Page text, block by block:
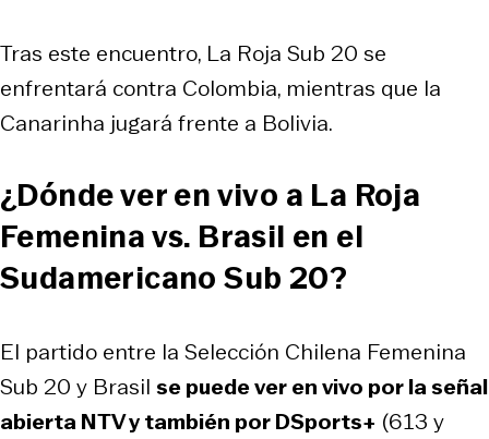
Tras este encuentro, La Roja Sub 20 se
enfrentará contra Colombia, mientras que la
Canarinha jugará frente a Bolivia.
¿Dónde ver en vivo a La Roja
Femenina vs. Brasil en el
Sudamericano Sub 20?
El partido entre la Selección Chilena Femenina
Sub 20 y Brasil se puede ver en vivo por la señal
abierta NTV y también por DSports+ (613 y